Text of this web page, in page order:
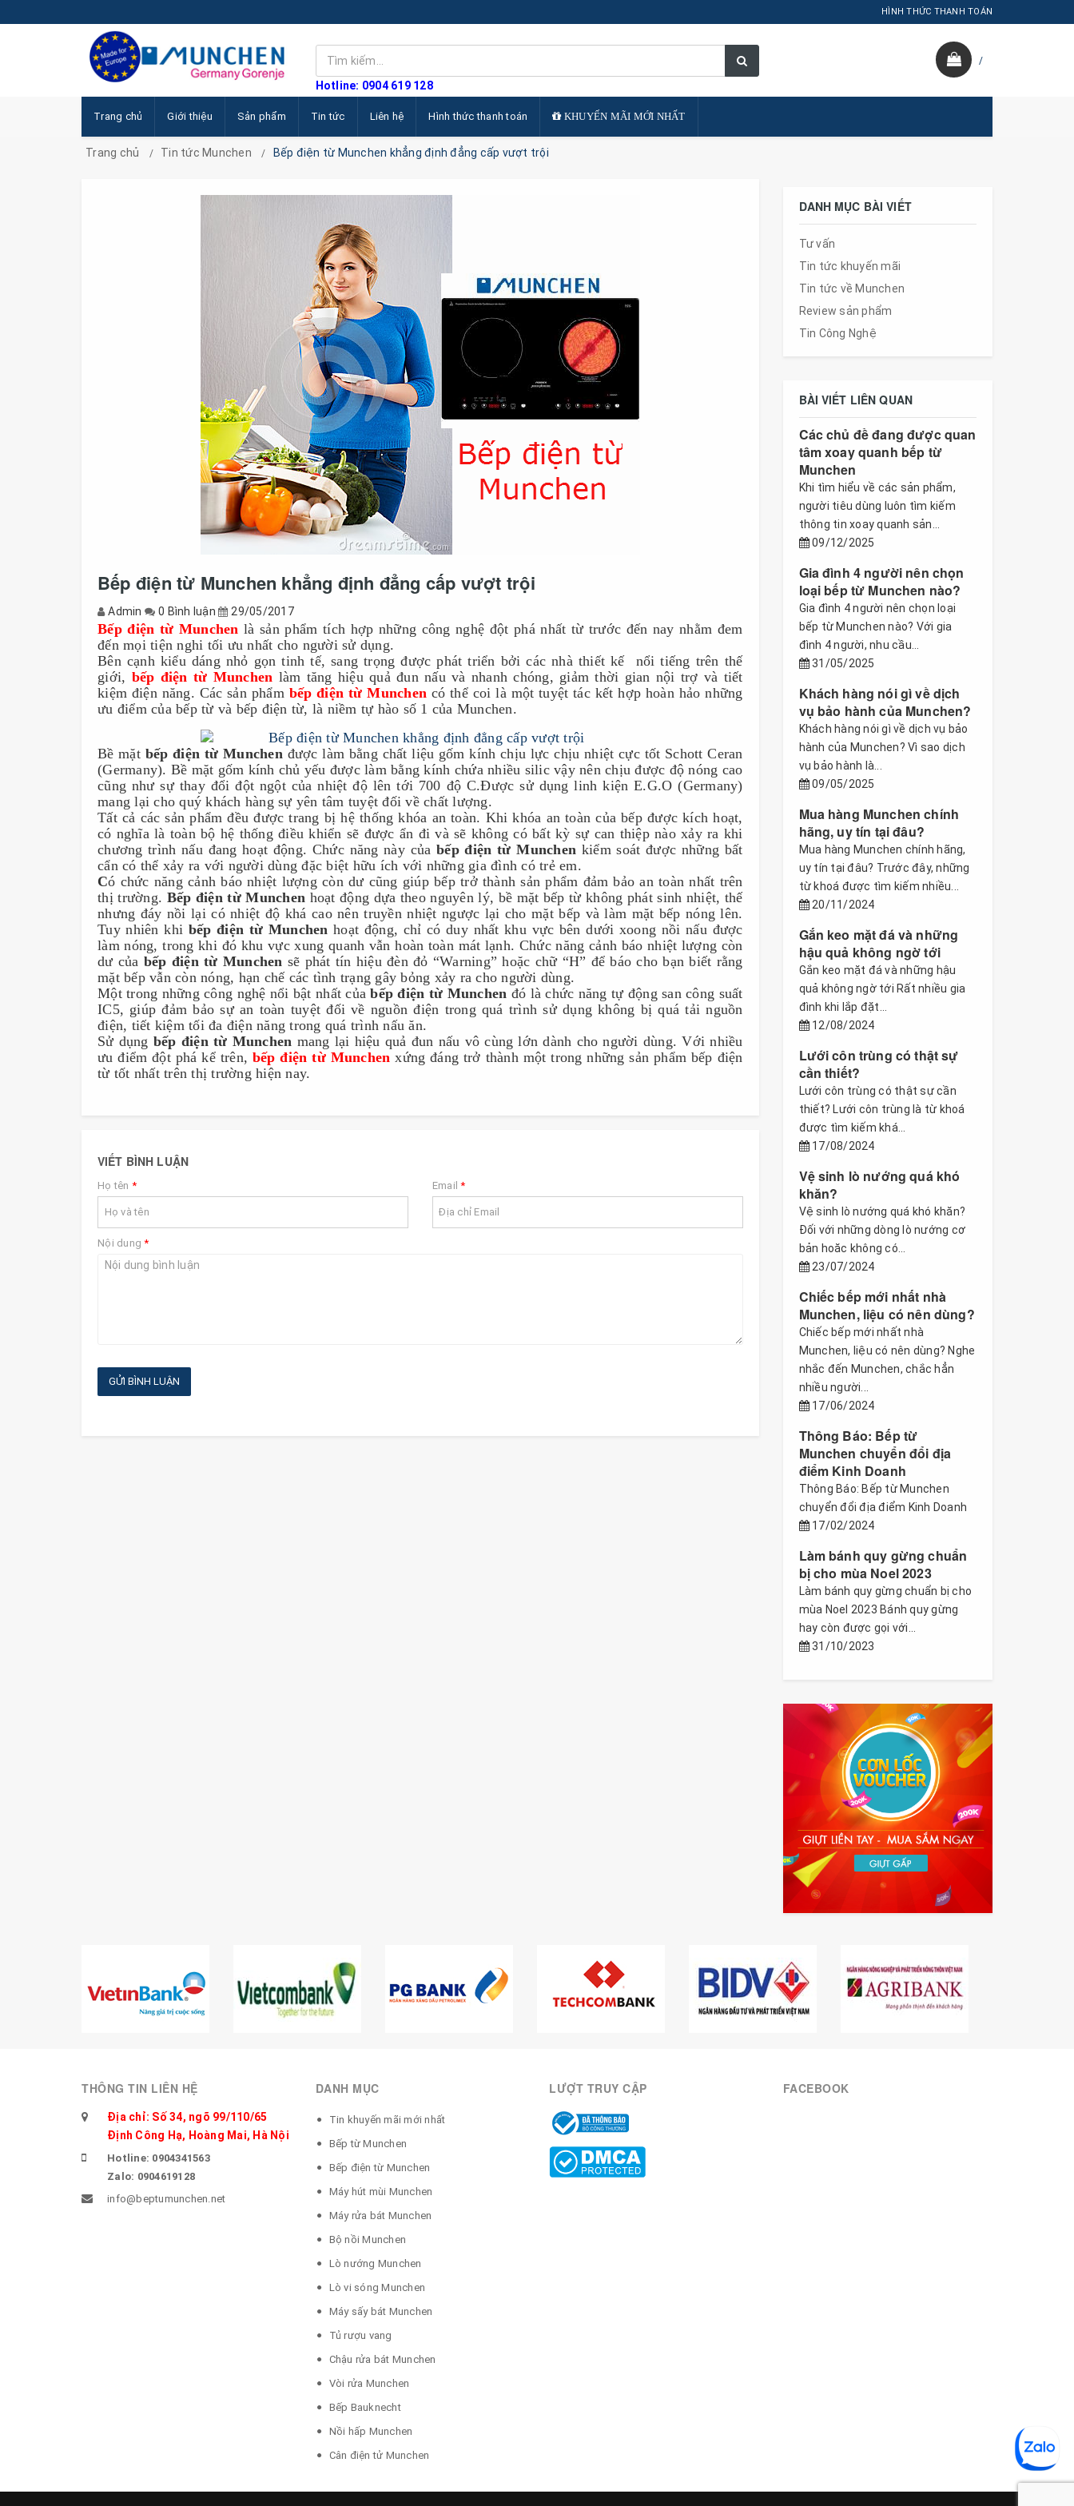
HÌNH THỨC THANH TOÁN
Hotline: 0904 619 128
/
Trang chủ Giới thiệu Sản phẩm Tin tức Liên hệ Hình thức thanh toán KHUYẾN MÃI MỚI NHẤT
Trang chủ Tin tức Munchen Bếp điện từ Munchen khẳng định đẳng cấp vượt trội
Bếp điện từ Munchen khẳng định đẳng cấp vượt trội
Admin 0 Bình luận 29/05/2017
Bếp điện từ Munchen là sản phẩm tích hợp những công nghệ đột phá nhất từ trước đến nay nhằm đem
đến mọi tiện nghi tối ưu nhất cho người sử dụng.
Bên cạnh kiểu dáng nhỏ gọn tinh tế, sang trọng được phát triển bởi các nhà thiết kế  nổi tiếng trên thế
giới, bếp điện từ Munchen làm tăng hiệu quả đun nấu và nhanh chóng, giảm thời gian nội trợ và tiết
kiệm điện năng. Các sản phẩm bếp điện từ Munchen có thể coi là một tuyệt tác kết hợp hoàn hảo những
ưu điểm của bếp từ và bếp điện từ, là niềm tự hào số 1 của Munchen.
Bề mặt bếp điện từ Munchen được làm bằng chất liệu gốm kính chịu lực chịu nhiệt cực tốt Schott Ceran
(Germany). Bề mặt gốm kính chủ yếu được làm bằng kính chứa nhiều silic vậy nên chịu được độ nóng cao
cũng như sự thay đổi đột ngột của nhiệt độ lên tới 700 độ C.Được sử dụng linh kiện E.G.O (Germany)
mang lại cho quý khách hàng sự yên tâm tuyệt đối về chất lượng.
Tất cả các sản phẩm đều được trang bị hệ thống khóa an toàn. Khi khóa an toàn của bếp được kích hoạt,
có nghĩa là toàn bộ hệ thống điều khiển sẽ được ẩn đi và sẽ không có bất kỳ sự can thiệp nào xảy ra khi
chương trình nấu đang hoạt động. Chức năng này của bếp điện từ Munchen kiểm soát được những bất
cẩn có thể xảy ra với người dùng đặc biệt hữu ích với những gia đình có trẻ em.
Có chức năng cảnh báo nhiệt lượng còn dư cũng giúp bếp trở thành sản phẩm đảm bảo an toàn nhất trên
thị trường. Bếp điện từ Munchen hoạt động dựa theo nguyên lý, bề mặt bếp từ không phát sinh nhiệt, thế
nhưng đáy nồi lại có nhiệt độ khá cao nên truyền nhiệt ngược lại cho mặt bếp và làm mặt bếp nóng lên.
Tuy nhiên khi bếp điện từ Munchen hoạt động, chỉ có duy nhất khu vực bên dưới xoong nồi nấu được
làm nóng, trong khi đó khu vực xung quanh vẫn hoàn toàn mát lạnh. Chức năng cảnh báo nhiệt lượng còn
dư của bếp điện từ Munchen sẽ phát tín hiệu đèn đỏ “Warning” hoặc chữ “H” để báo cho bạn biết rằng
mặt bếp vẫn còn nóng, hạn chế các tình trạng gây bỏng xảy ra cho người dùng.
Một trong những công nghệ nổi bật nhất của bếp điện từ Munchen đó là chức năng tự động san công suất
IC5, giúp đảm bảo sự an toàn tuyệt đối về nguồn điện trong quá trình sử dụng không bị quá tải nguồn
điện, tiết kiệm tối đa điện năng trong quá trình nấu ăn.
Sử dụng bếp điện từ Munchen mang lại hiệu quả đun nấu vô cùng lớn dành cho người dùng. Với nhiều
ưu điểm đột phá kể trên, bếp điện từ Munchen xứng đáng trở thành một trong những sản phẩm bếp điện
từ tốt nhất trên thị trường hiện nay.
VIẾT BÌNH LUẬN
Họ tên * Email*
Nội dung*
GỬI BÌNH LUẬN
DANH MỤC BÀI VIẾT
Tư vấn
Tin tức khuyến mãi
Tin tức về Munchen
Review sản phẩm
Tin Công Nghệ
BÀI VIẾT LIÊN QUAN
Các chủ đề đang được quan
tâm xoay quanh bếp từ
Munchen
Khi tìm hiểu về các sản phẩm,
người tiêu dùng luôn tìm kiếm
thông tin xoay quanh sản...
09/12/2025
Gia đình 4 người nên chọn
loại bếp từ Munchen nào?
Gia đình 4 người nên chọn loại
bếp từ Munchen nào? Với gia
đình 4 người, nhu cầu...
31/05/2025
Khách hàng nói gì về dịch
vụ bảo hành của Munchen?
Khách hàng nói gì về dịch vụ bảo
hành của Munchen? Vì sao dịch
vụ bảo hành là...
09/05/2025
Mua hàng Munchen chính
hãng, uy tín tại đâu?
Mua hàng Munchen chính hãng,
uy tín tại đâu? Trước đây, những
từ khoá được tìm kiếm nhiều...
20/11/2024
Gắn keo mặt đá và những
hậu quả không ngờ tới
Gắn keo mặt đá và những hậu
quả không ngờ tới Rất nhiều gia
đình khi lắp đặt...
12/08/2024
Lưới côn trùng có thật sự
cần thiết?
Lưới côn trùng có thật sự cần
thiết? Lưới côn trùng là từ khoá
được tìm kiếm khá...
17/08/2024
Vệ sinh lò nướng quá khó
khăn?
Vệ sinh lò nướng quá khó khăn?
Đối với những dòng lò nướng cơ
bản hoăc không có...
23/07/2024
Chiếc bếp mới nhất nhà
Munchen, liệu có nên dùng?
Chiếc bếp mới nhất nhà
Munchen, liệu có nên dùng? Nghe
nhắc đến Munchen, chắc hẳn
nhiều người...
17/06/2024
Thông Báo: Bếp từ
Munchen chuyển đổi địa
điểm Kinh Doanh
Thông Báo: Bếp từ Munchen
chuyển đổi địa điểm Kinh Doanh
17/02/2024
Làm bánh quy gừng chuẩn
bị cho mùa Noel 2023
Làm bánh quy gừng chuẩn bị cho
mùa Noel 2023 Bánh quy gừng
hay còn được gọi với...
31/10/2023
THÔNG TIN LIÊN HỆ
Địa chỉ: Số 34, ngõ 99/110/65
Định Công Hạ, Hoàng Mai, Hà Nội
Hotline: 0904341563
Zalo: 0904619128
info@beptumunchen.net
DANH MỤC
Tin khuyến mãi mới nhất
Bếp từ Munchen
Bếp điện từ Munchen
Máy hút mùi Munchen
Máy rửa bát Munchen
Bộ nồi Munchen
Lò nướng Munchen
Lò vi sóng Munchen
Máy sấy bát Munchen
Tủ rượu vang
Chậu rửa bát Munchen
Vòi rửa Munchen
Bếp Bauknecht
Nồi hấp Munchen
Cân điện tử Munchen
LƯỢT TRUY CẬP FACEBOOK